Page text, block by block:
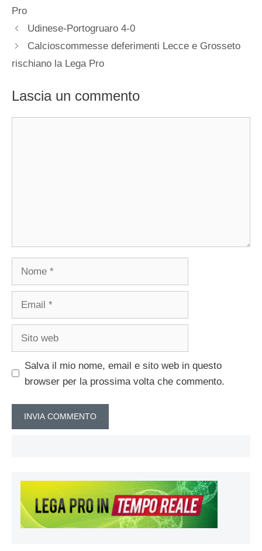
Pro
Udinese-Portogruaro 4-0
Calcioscommesse deferimenti Lecce e Grosseto
rischiano la Lega Pro
Lascia un commento
Nome
Email
Sito
Salva il mio nome, email e sito web in questo
browser per la prossima volta che commento.